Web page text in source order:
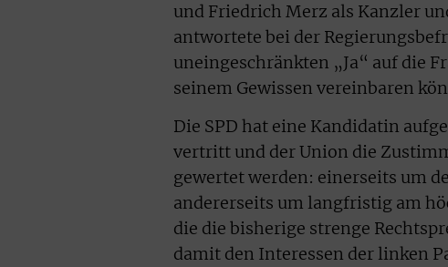
und Friedrich Merz als Kanzler
antwortete bei der
uneingeschränkten „Ja“ auf die
seinem Gewissen vereinbaren
Die SPD hat eine Kandidatin
vertritt und der Union die
gewertet werden: einerseits um
andererseits um langfristig am
die die bisherige strenge
damit den Interessen der linken